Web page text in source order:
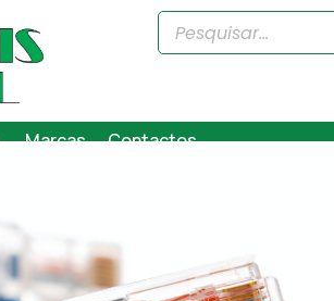
Marcas Contactos